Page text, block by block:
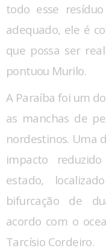
todo esse
adequado, ele é
que possa ser
pontuou Murilo.
A Paraíba foi um
as manchas de
nordestinos. Uma
impacto
estado,
bifurcação de
acordo com o
Tarcísio Cordeiro.